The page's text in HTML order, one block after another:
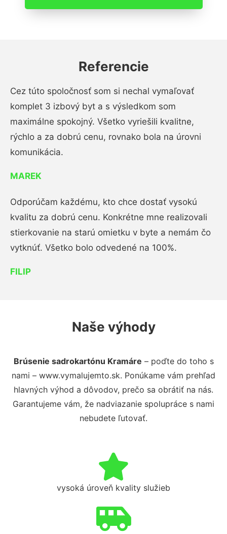
Referencie
Cez túto spoločnosť som si nechal vymaľovať
komplet 3 izbový byt a s výsledkom som
maximálne spokojný. Všetko vyriešili kvalitne,
rýchlo a za dobrú cenu, rovnako bola na úrovni
komunikácia.
MAREK
Odporúčam každému, kto chce dostať vysokú
kvalitu za dobrú cenu. Konkrétne mne realizovali
stierkovanie na starú omietku v byte a nemám čo
vytknúť. Všetko bolo odvedené na 100%.
FILIP
Naše výhody
Brúsenie sadrokartónu Kramáre – poďte do toho s
nami – www.vymalujemto.sk. Ponúkame vám prehľad
hlavných výhod a dôvodov, prečo sa obrátiť na nás.
Garantujeme vám, že nadviazanie spolupráce s nami
nebudete ľutovať.
vysoká úroveň kvality služieb